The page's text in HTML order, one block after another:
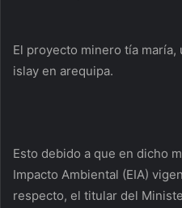
El proyecto minero tía
islay en arequipa.
Esto debido a que en dicho
Impacto Ambiental (EIA)
respecto, el titular del